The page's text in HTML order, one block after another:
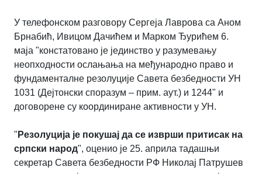
У телефонском разговору Сергеја Лаврова са Аном
Брнабић, Ивицом Дачићем и Марком Ђурићем 6.
маја "констатовано је јединство у разумевању
неопходности ослањања на међународно право и
фундаменталне резолуције Савета безбедности УН
1031 (Дејтонски споразум – прим. аут.) и 1244" и
договорене су координиране активности у УН.
" Резолуција је покушај да се изврши притисак на
српски народ", оценио је 25. априла тадашњи
секретар Савета безбедности РФ Николај Патрушев